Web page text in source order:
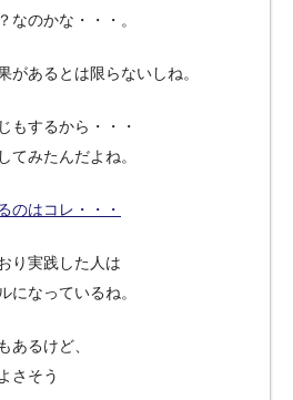
なのかな・・・。
があるとは限らないしね。
もするから・・・
てみたんだよね。
のはコレ・・・
り実践した人は
になっているね。
あるけど、
さそう